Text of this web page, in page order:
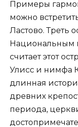
Примеры
можно
Ластово. Треть
Национальным
считает этот
Улисс и нимфа
длинная
древних
периода,